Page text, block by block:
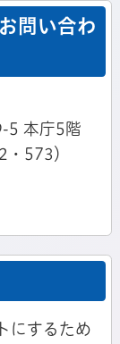
問い合わ
5 本庁5階
・573）
にするため